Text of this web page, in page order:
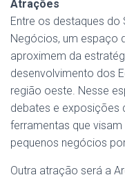
Atrações
Entre os destaques do
Negócios, um espaço
aproximem da
desenvolvimento dos
região oeste. Nesse
debates e exposições
ferramentas que
pequenos negócios
Outra atração será a